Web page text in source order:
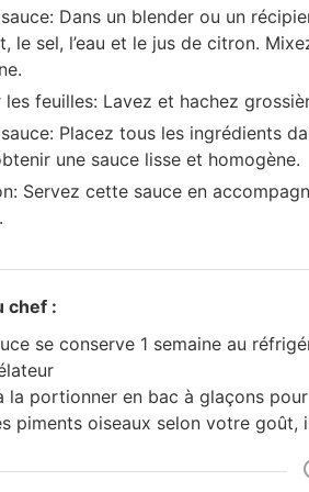
Dans un blender ou un
le sel, l’eau et le jus de citron.
les feuilles: Lavez et hachez
Placez tous les ingrédients
une sauce lisse et homogène.
Servez cette sauce en
chef :
se conserve 1 semaine au
la portionner en bac à glaçons
piments oiseaux selon votre